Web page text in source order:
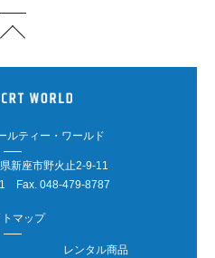
ルティー・ワールド
新座市野火止2-9-11
Fax. 048-479-8787
マップ
レンタル商品